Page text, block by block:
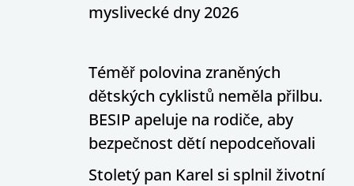
myslivecké dny 2026
Téměř polovina zraněných
dětských cyklistů neměla přilbu.
BESIP apeluje na rodiče, aby
bezpečnost dětí nepodceňovali
Stoletý pan Karel si splnil životní